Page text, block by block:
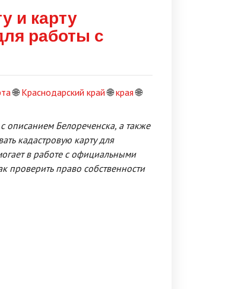
и карту
работы с
🌐Краснодарский край🌐края🌐
описанием Белореченска, а также
кадастровую карту для
в работе с официальными
проверить право собственности